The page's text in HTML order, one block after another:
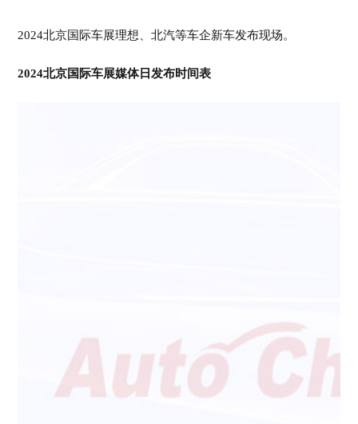
2024北京国际车展理想、北汽等车企新车发布现场。
2024北京国际车展媒体日发布时间表